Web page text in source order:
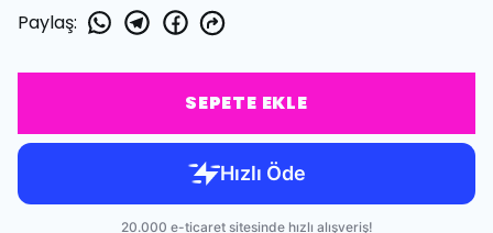
Paylaş:
SEPETE EKLE